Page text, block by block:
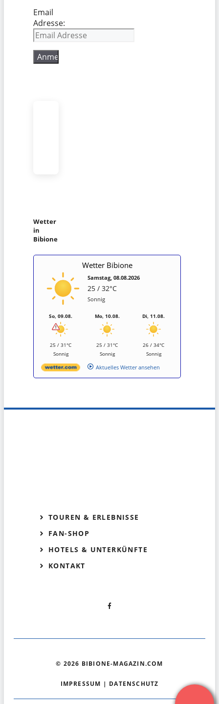
Email
Adresse:
Wetter
in
Bibione
Wetter Bibione
Samstag, 08.08.2026
25 / 32°C
Sonnig
So, 09.08.
25 / 31°C
Sonnig
Mo, 10.08.
25 / 31°C
Sonnig
Di, 11.08.
26 / 34°C
Sonnig
Aktuelles Wetter ansehen
TOUREN & ERLEBNISSE
FAN-SHOP
HOTELS & UNTERKÜNFTE
KONTAKT
© 2026 BIBIONE-MAGAZIN.COM
IMPRESSUM | DATENSCHUTZ